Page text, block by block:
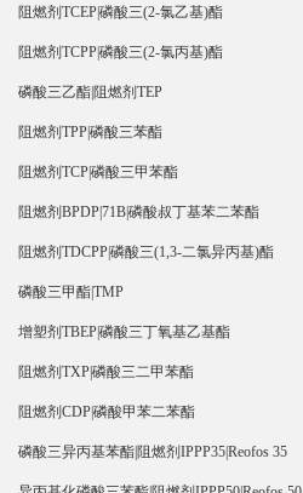
阻燃剂TCEP|磷酸三(2-氯乙基)酯
阻燃剂TCPP|磷酸三(2-氯丙基)酯
磷酸三乙酯|阻燃剂TEP
阻燃剂TPP|磷酸三苯酯
阻燃剂TCP|磷酸三甲苯酯
阻燃剂BPDP|71B|磷酸叔丁基苯二苯酯
阻燃剂TDCPP|磷酸三(1,3-二氯异丙基)酯
磷酸三甲酯|TMP
增塑剂TBEP|磷酸三丁氧基乙基酯
阻燃剂TXP|磷酸三二甲苯酯
阻燃剂CDP|磷酸甲苯二苯酯
磷酸三异丙基苯酯|阻燃剂IPPP35|Reofos 35